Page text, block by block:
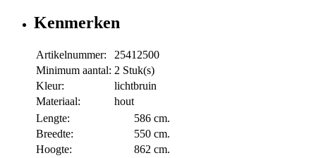
Kenmerken
Artikelnummer:
25412500
Minimum aantal: 2 Stuk(s)
Kleur:
lichtbruin
Materiaal:
hout
Lengte:
586 cm.
Breedte:
550 cm.
Hoogte:
862 cm.